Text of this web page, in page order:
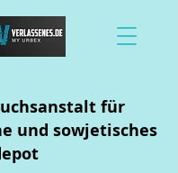
für
und sowjetisches